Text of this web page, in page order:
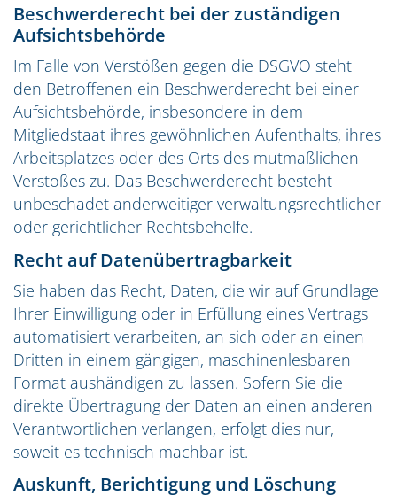
Beschwerde­recht bei der zuständigen
Aufsichts­behörde
Im Falle von Verstößen gegen die DSGVO steht
den Betroffenen ein Beschwerderecht bei einer
Aufsichtsbehörde, insbesondere in dem
Mitgliedstaat ihres gewöhnlichen Aufenthalts, ihres
Arbeitsplatzes oder des Orts des mutmaßlichen
Verstoßes zu. Das Beschwerderecht besteht
unbeschadet anderweitiger verwaltungsrechtlicher
oder gerichtlicher Rechtsbehelfe.
Recht auf Daten­übertrag­barkeit
Sie haben das Recht, Daten, die wir auf Grundlage
Ihrer Einwilligung oder in Erfüllung eines Vertrags
automatisiert verarbeiten, an sich oder an einen
Dritten in einem gängigen, maschinenlesbaren
Format aushändigen zu lassen. Sofern Sie die
direkte Übertragung der Daten an einen anderen
Verantwortlichen verlangen, erfolgt dies nur,
soweit es technisch machbar ist.
Auskunft, Berichtigung und Löschung